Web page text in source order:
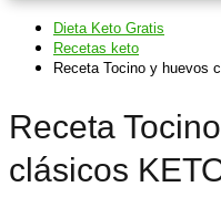
Dieta Keto Gratis
Recetas keto
Receta Tocino y huevos
Receta
clásicos